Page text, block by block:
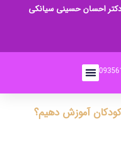
احسان حسینی سیانکی
آموزش دهیم؟